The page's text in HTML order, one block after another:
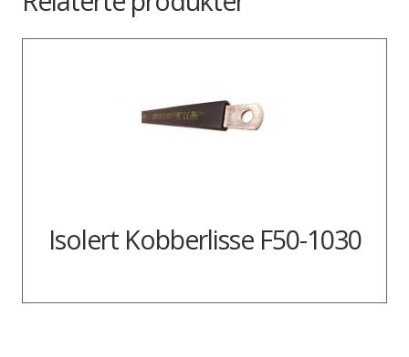
Isolert Kobberlisse F50-1030